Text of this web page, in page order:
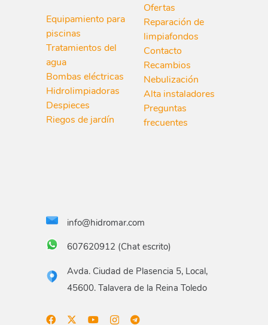
Equipamiento para
piscinas
Tratamientos del
agua
Bombas eléctricas
Hidrolimpiadoras
Despieces
Riegos de jardín
Ofertas
Reparación de
limpiafondos
Contacto
Recambios
Nebulización
Alta instaladores
Preguntas
frecuentes
info@hidromar.com
607620912 (Chat escrito)
Avda. Ciudad de Plasencia 5, Local,
45600. Talavera de la Reina Toledo